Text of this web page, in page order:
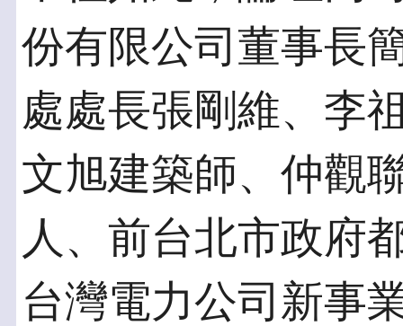
份有限公司董事長
處處長張剛維、李
文旭建築師、仲觀
人、前台北市政府
台灣電力公司新事